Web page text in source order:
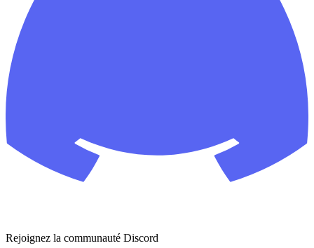
Rejoignez la communauté Discord